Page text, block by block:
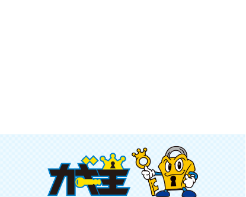
鍵の解錠と開錠の違いって？鍵開けの費用相場に
ついても